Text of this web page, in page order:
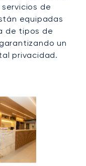
de
equipadas
de tipos de
un
privacidad.